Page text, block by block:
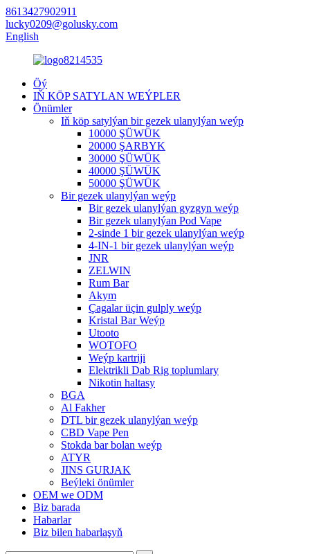
8613427902911
lucky0209@golusky.com
English
Öý
IŇ KÖP SATYLAN WEÝPLER
Önümler
Iň köp satylýan bir gezek ulanylýan weýp
10000 ŞÜWÜK
20000 ŞARBYK
30000 ŞÜWÜK
40000 ŞÜWÜK
50000 ŞÜWÜK
Bir gezek ulanylýan weýp
Bir gezek ulanylýan gyzgyn weýp
Bir gezek ulanylýan Pod Vape
2-sinde 1 bir gezek ulanylýan weýp
4-IN-1 bir gezek ulanylýan weýp
JNR
ZELWIN
Rum Bar
Akym
Çagalar üçin gulply weýp
Kristal Bar Weýp
Utooto
WOTOFO
Weýp kartriji
Elektrikli Dab Rig toplumlary
Nikotin haltasy
BGA
Al Fakher
DTL bir gezek ulanylýan weýp
CBD Vape Pen
Stokda bar bolan weýp
ATYR
JINS GURJAK
Beýleki önümler
OEM we ODM
Biz barada
Habarlar
Biz bilen habarlaşyň